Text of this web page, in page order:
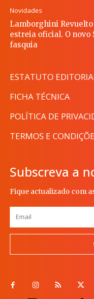
Novidades
Lamborghini Revuelto
estreia oficial. O novo
fasquia
ESTATUTO
FICHA TÉCNICA
POLÍTICA DE
TERMOS E
Subscreva a
Fique actualizado com